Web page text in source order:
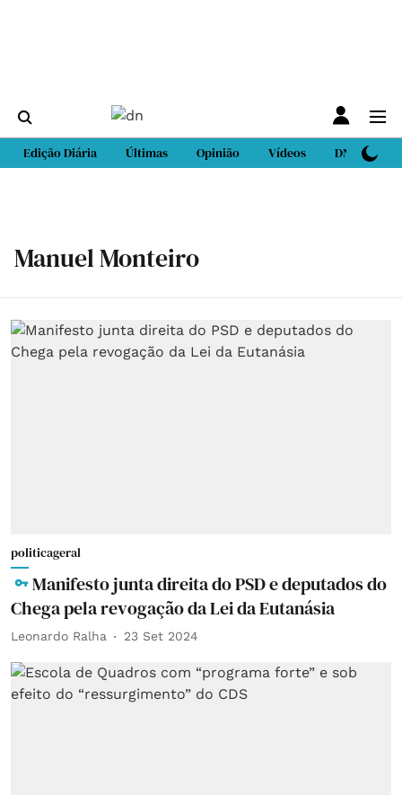
Edição Diária Últimas Opinião Vídeos DN Sport
Manuel Monteiro
politicageral
Manifesto junta direita do PSD e deputados do
Chega pela revogação da Lei da Eutanásia
Leonardo Ralha 23 Set 2024